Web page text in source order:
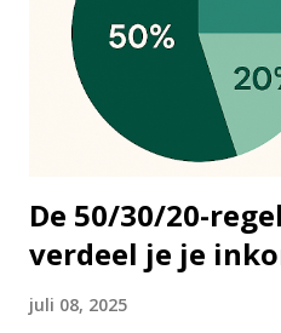
De 50/30/20-
verdeel je je
juli 08, 2025